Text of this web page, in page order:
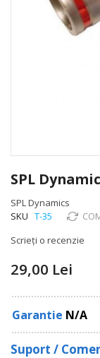
to
the
beginning
of
images
SPL
SPL Dynamics
SKU T-35
Scrieți o recenzie
29,00 Lei
Garantie N/A
Suport /